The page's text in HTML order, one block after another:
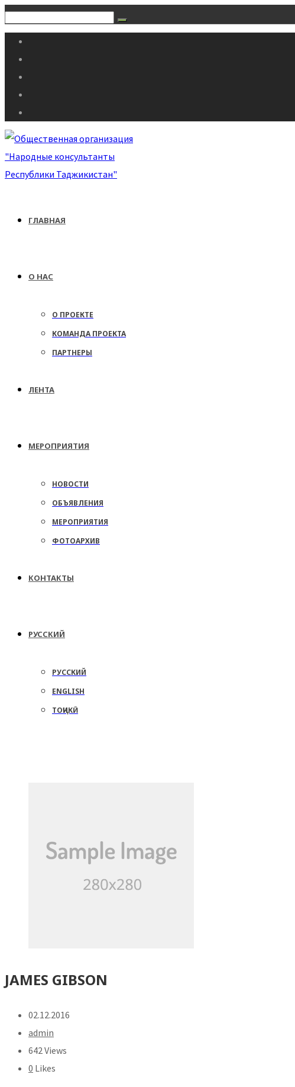
ГЛАВНАЯ
О НАС
О ПРОЕКТЕ
КОМАНДА ПРОЕКТА
ПАРТНЕРЫ
ЛЕНТА
МЕРОПРИЯТИЯ
НОВОСТИ
ОБЪЯВЛЕНИЯ
МЕРОПРИЯТИЯ
ФОТОАРХИВ
КОНТАКТЫ
РУССКИЙ
РУССКИЙ
ENGLISH
ТОҶИКӢ
JAMES GIBSON
02.12.2016
admin
642 Views
0 Likes